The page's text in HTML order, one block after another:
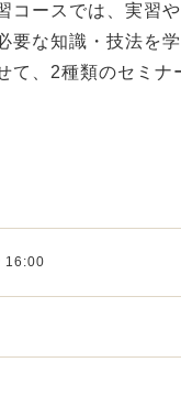
コースでは、実習
要な知識・技法を
て、2種類のセミナ
16:00